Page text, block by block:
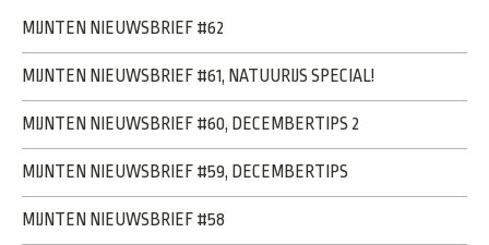
MIJNTEN NIEUWSBRIEF #62
MIJNTEN NIEUWSBRIEF #61, NATUURIJS SPECIAL!
MIJNTEN NIEUWSBRIEF #60, DECEMBERTIPS 2
MIJNTEN NIEUWSBRIEF #59, DECEMBERTIPS
MIJNTEN NIEUWSBRIEF #58